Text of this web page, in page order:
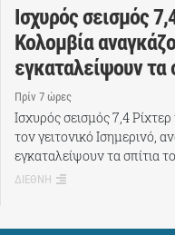
Ισχυρός σεισμός
Κολομβία
εγκαταλείψουν τα
Πρίν 7 ώρες
Ισχυρός σεισμός 7,4
τον γειτονικό Ισημερινό,
εγκαταλείψουν τα σπίτια
ΔΙΕΘΝΗ